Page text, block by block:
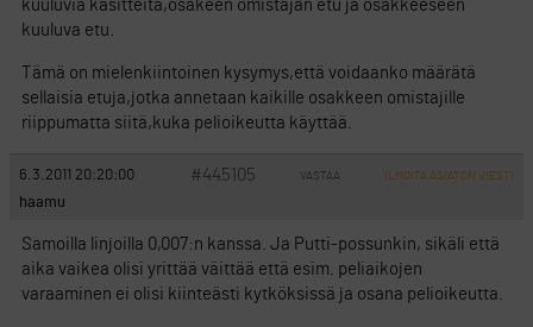
kuuluvia käsitteitä,osakeen omistajan etu ja osakkeeseen
kuuluva etu.
Tämä on mielenkiintoinen kysymys,että voidaanko määrätä
sellaisia etuja,jotka annetaan kaikille osakkeen omistajille
riippumatta siitä,kuka pelioikeutta käyttää.
6.3.2011 20:20:00 #445105 VASTAA ILMOITA ASIATON VIESTI
haamu
Samoilla linjoilla 0,007:n kanssa. Ja Putti-possunkin, sikäli että
aika vaikea olisi yrittää väittää että esim. peliaikojen
varaaminen ei olisi kiinteästi kytköksissä ja osana pelioikeutta.